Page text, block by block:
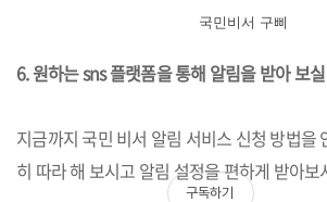
국민비서 구삐
6. 원하는 sns 플랫폼을 통해 알림을 받아 보
지금까지 국민 비서 알림 서비스 신청 방법을
히 따라 해 보시고 알림 설정을 편하게 받아보
구독하기